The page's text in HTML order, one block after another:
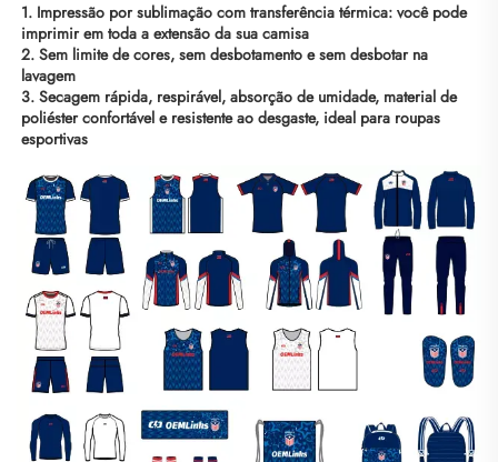
1. Impressão por sublimação com transferência térmica: você pode
imprimir em toda a extensão da sua camisa
2. Sem limite de cores, sem desbotamento e sem desbotar na
lavagem
3. Secagem rápida, respirável, absorção de umidade, material de
poliéster confortável e resistente ao desgaste, ideal para roupas
esportivas